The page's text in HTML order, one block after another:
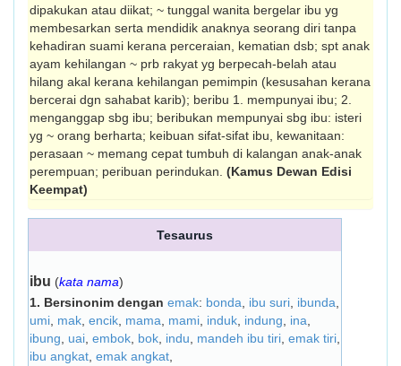
dipakukan atau diikat; ~ tunggal wanita bergelar ibu yg
membesarkan serta mendidik anaknya seorang diri tanpa
kehadiran suami kerana perceraian, kematian dsb; spt anak
ayam kehilangan ~ prb rakyat yg berpecah-belah atau
hilang akal kerana kehilangan pemimpin (kesusahan kerana
bercerai dgn sahabat karib); beribu 1. mempunyai ibu; 2.
menganggap sbg ibu; beribukan mempunyai sbg ibu: isteri
yg ~ orang berharta; keibuan sifat-sifat ibu, kewanitaan:
perasaan ~ memang cepat tumbuh di kalangan anak-anak
perempuan; peribuan perindukan. (Kamus Dewan Edisi
Keempat)
Tesaurus
ibu (kata nama)
1. Bersinonim dengan emak: bonda ibu suri ibunda
umi mak encik mama mami induk indung ina
ibung
uai embok bok indu mandeh ibu tiri emak tiri
ibu angkat emak angkat